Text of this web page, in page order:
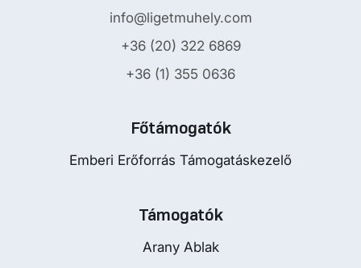
info@ligetmuhely.com
+36 (20) 322 6869
+36 (1) 355 0636
Főtámogatók
Emberi Erőforrás Támogatáskezelő
Támogatók
Arany Ablak